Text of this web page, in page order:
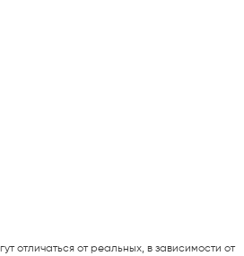
отличаться от реальных, в зависимости от